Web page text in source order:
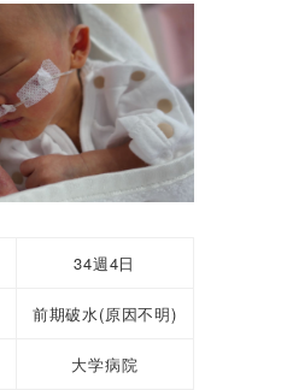
34週4日
前期破水(原因不明)
大学病院